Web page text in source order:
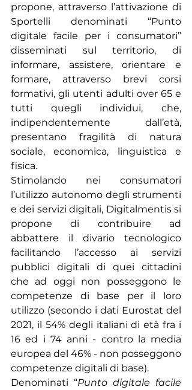
propone, attraverso l’attivazione di
Sportelli denominati “Punto
digitale facile per i consumatori”
disseminati sul territorio, di
informare, assistere, orientare e
formare, attraverso brevi corsi
formativi, gli utenti adulti over 65 e
tutti quegli individui, che,
indipendentemente dall’età,
presentano fragilità di natura
sociale, economica, linguistica e
fisica.
Stimolando nei consumatori
l’utilizzo autonomo degli strumenti
e dei servizi digitali, Digitalmentis si
propone di contribuire ad
abbattere il divario tecnologico
facilitando l’accesso ai servizi
pubblici digitali di quei cittadini
che ad oggi non posseggono le
competenze di base per il loro
utilizzo (secondo i dati Eurostat del
2021, il 54% degli italiani di età fra i
16 ed i 74 anni - contro la media
europea del 46% - non posseggono
competenze digitali di base).
Denominati “Punto digitale facile